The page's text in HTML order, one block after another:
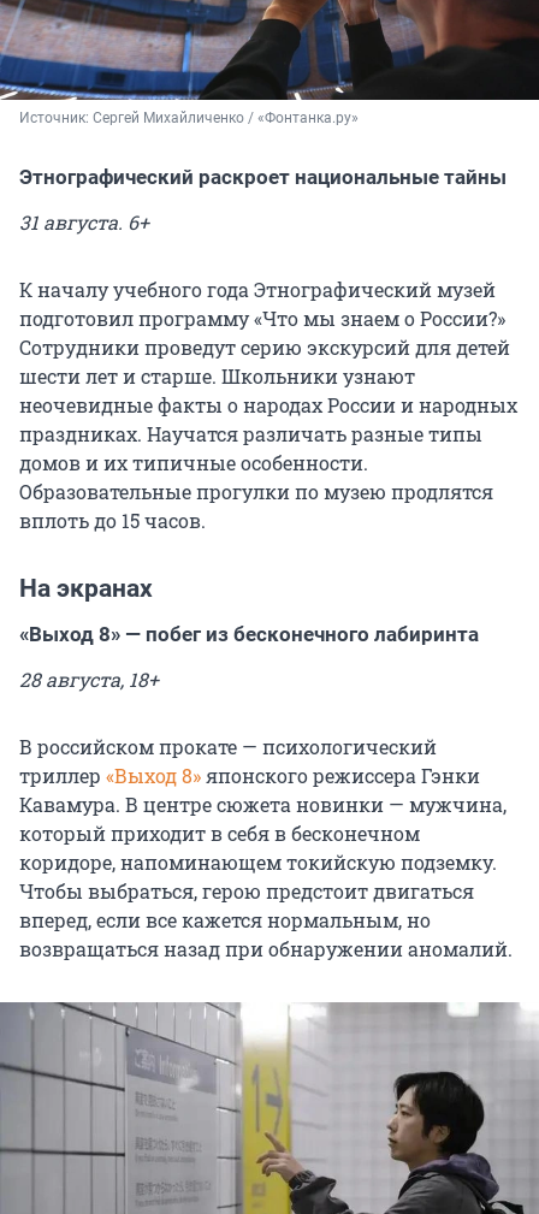
Источник: Сергей Михайличенко / «Фонтанка.ру»
Этнографический раскроет национальные тайны
31 августа. 6+
К началу учебного года Этнографический музей
подготовил программу «Что мы знаем о России?»
Сотрудники проведут серию экскурсий для детей
шести лет и старше. Школьники узнают
неочевидные факты о народах России и народных
праздниках. Научатся различать разные типы
домов и их типичные особенности.
Образовательные прогулки по музею продлятся
вплоть до 15 часов.
На экранах
«Выход 8» — побег из бесконечного лабиринта
28 августа, 18+
В российском прокате — психологический
триллер «Выход 8» японского режиссера Гэнки
Кавамура. В центре сюжета новинки — мужчина,
который приходит в себя в бесконечном
коридоре, напоминающем токийскую подземку.
Чтобы выбраться, герою предстоит двигаться
вперед, если все кажется нормальным, но
возвращаться назад при обнаружении аномалий.